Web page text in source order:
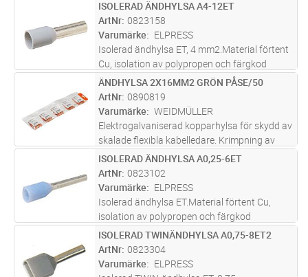
permanent stabila elektriska anslutningar.
ST Lägg i kundvagn
ISOLERAD ÄNDHYLSA A4-12ET
ArtNr 0823158
Varumärke
ELPRESS
Isolerad ändhylsa ET, 4 mm2.Material förtent
Cu, isolation av polypropen och färgkod
W.Rekommenderat verktyg EEB0160.
ST Lägg i kundvagn
ÄNDHYLSA 2X16MM2 GRÖN PÅSE/50
ArtNr 0890819
Varumärke
WEIDMÜLLER
Elektrogalvaniserad kopparhylsa för skydd av
skalade flexibla kabelledare. Krimpning av
kabelns ändhylsor skyddar kablarna och ger
permanent stabila elektriska anslutningar.
ST Lägg i kundvagn
ISOLERAD ÄNDHYLSA A0,25-6ET
ArtNr 0823102
Varumärke
ELPRESS
Isolerad ändhylsa ET.Material förtent Cu,
isolation av polypropen och färgkod
W.Rekommenderat verktyg EEB0160.
ST Lägg i kundvagn
ISOLERAD TWINÄNDHYLSA A0,75-8ET2
ArtNr 0823304
Varumärke
ELPRESS